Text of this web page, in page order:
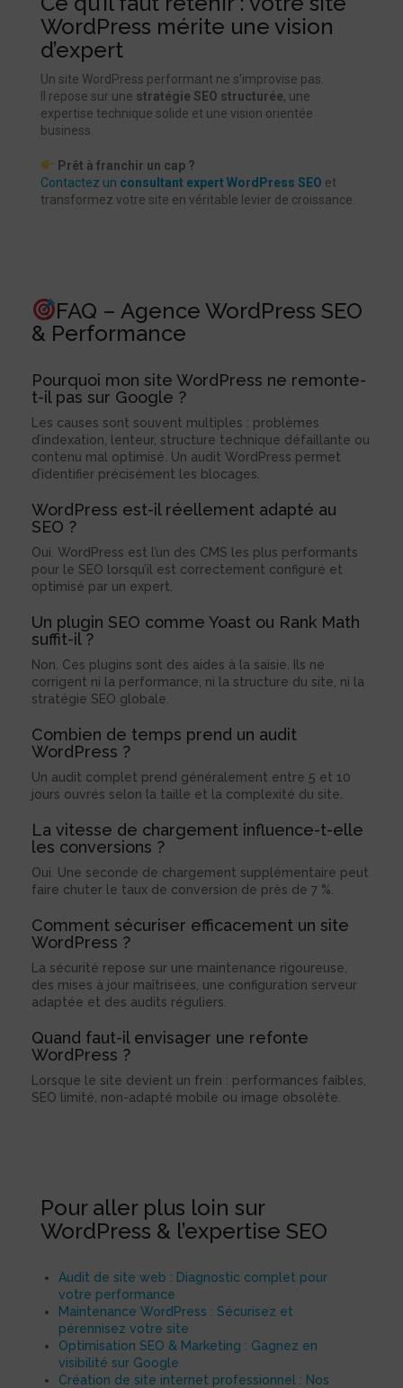
WordPress mérite une vision
d’expert
Un site WordPress performant ne s’improvise pas.
Il repose sur une stratégie SEO structurée, une
expertise technique solide et une vision orientée
business.
Prêt à franchir un cap ?
Contactez un consultant expert WordPress SEO et
transformez votre site en véritable levier de croissance.
FAQ – Agence WordPress SEO
& Performance
Pourquoi mon site WordPress ne remonte-
t-il pas sur Google ?
Les causes sont souvent multiples : problèmes
d’indexation, lenteur, structure technique défaillante ou
contenu mal optimisé. Un audit WordPress permet
d’identifier précisément les blocages.
WordPress est-il réellement adapté au
SEO ?
Oui. WordPress est l’un des CMS les plus performants
pour le SEO lorsqu’il est correctement configuré et
optimisé par un expert.
Un plugin SEO comme Yoast ou Rank Math
suffit-il ?
Non. Ces plugins sont des aides à la saisie. Ils ne
corrigent ni la performance, ni la structure du site, ni la
stratégie SEO globale.
Combien de temps prend un audit
WordPress ?
Un audit complet prend généralement entre 5 et 10
jours ouvrés selon la taille et la complexité du site.
La vitesse de chargement influence-t-elle
les conversions ?
Oui. Une seconde de chargement supplémentaire peut
faire chuter le taux de conversion de près de 7 %.
Comment sécuriser efficacement un site
WordPress ?
La sécurité repose sur une maintenance rigoureuse,
des mises à jour maîtrisées, une configuration serveur
adaptée et des audits réguliers.
Quand faut-il envisager une refonte
WordPress ?
Lorsque le site devient un frein : performances faibles,
SEO limité, non-adapté mobile ou image obsolète.
Pour aller plus loin sur
WordPress & l’expertise SEO
Audit de site web : Diagnostic complet pour
votre performance
Maintenance WordPress : Sécurisez et
pérennisez votre site
Optimisation SEO & Marketing : Gagnez en
visibilité sur Google
Création de site internet professionnel : Nos